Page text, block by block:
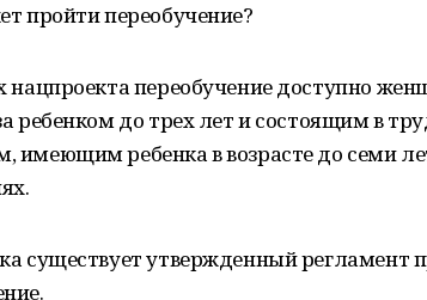
пройти переобучение?
нацпроекта переобучение доступно
ребенком до трех лет и состоящим в
имеющим ребенка в возрасте до семи
существует утвержденный регламент